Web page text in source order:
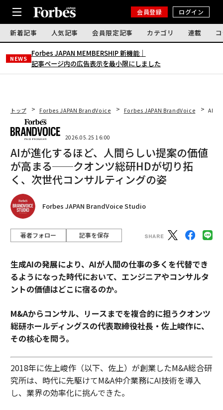
会員登録 ログイン
新着記事 人気記事 会員限定記事 カテゴリ 連載
NEWS
Forbes JAPAN MEMBERSHIP 新機能｜
記事ページ内の広告表示を最小限にしました
トップ Forbes JAPAN BrandVoice Forbes JAPAN BrandVoice AIが
2026.05.25 16:00
AIが進化するほど、人間らしい提案の価値
が高まる──クオンツ総研HDが切り拓
く、次世代コンサルティングの姿
Forbes JAPAN BrandVoice Studio
著者フォロー 記事を保存
生成AIの発展により、AIが人間の仕事の多くを代替でき
るようになった時代において、エンジニアやコンサルタ
ントの価値はどこに宿るのか。
M&Aからコンサル、リースまでを複合的に担うクオンツ
総研ホールディングスの代表取締役社長・佐上峻作に、
その核心を問う。
2018年に佐上峻作（以下、佐上）が創業したM&A総合研
究所は、時代に先駆けてM&A仲介業務にAI技術を導入
し、業界の効率化に挑んできた。